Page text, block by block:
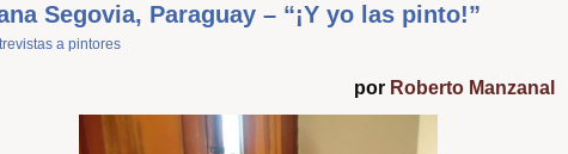
Segovia, Paraguay – “¡Y yo las pinto!”
a pintores
por Roberto Manzanal